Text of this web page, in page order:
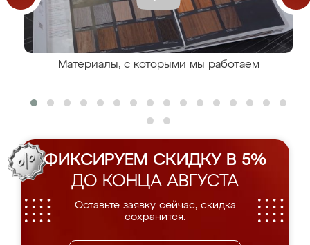
Материалы, с которыми мы работаем
ФИКСИРУЕМ СКИДКУ В 5%
ДО КОНЦА АВГУСТА
Оставьте заявку сейчас, скидка
сохранится.